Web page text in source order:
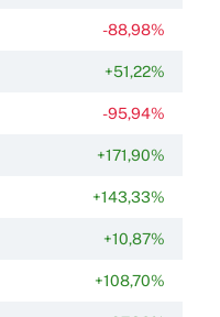
-88,98%
+51,22%
-95,94%
+171,90%
+143,33%
+10,87%
+108,70%